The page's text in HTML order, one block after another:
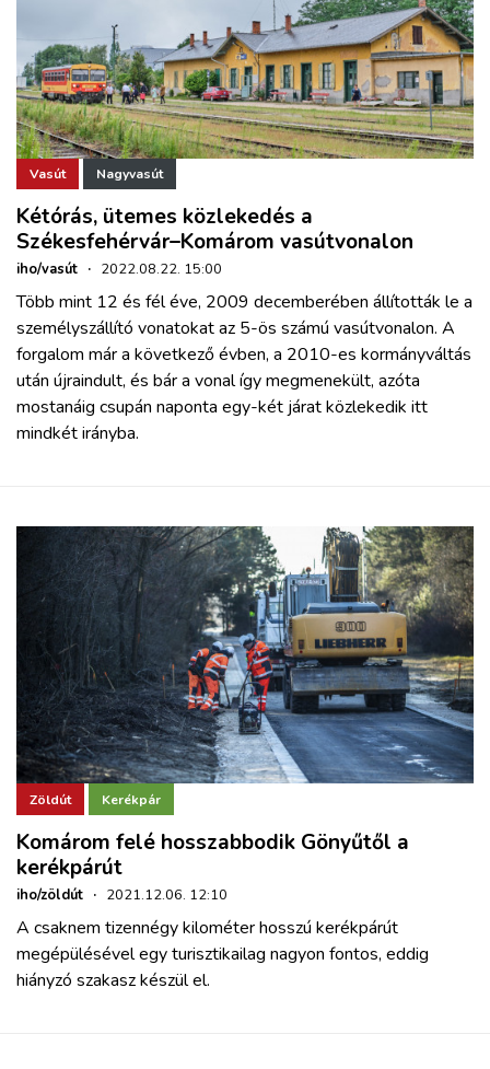
Vasút Nagyvasút
Kétórás, ütemes közlekedés a
Székesfehérvár–Komárom vasútvonalon
iho/vasút · 2022.08.22. 15:00
Több mint 12 és fél éve, 2009 decemberében állították le a
személyszállító vonatokat az 5-ös számú vasútvonalon. A
forgalom már a következő évben, a 2010-es kormányváltás
után újraindult, és bár a vonal így megmenekült, azóta
mostanáig csupán naponta egy-két járat közlekedik itt
mindkét irányba.
Zöldút Kerékpár
Komárom felé hosszabbodik Gönyűtől a
kerékpárút
iho/zöldút · 2021.12.06. 12:10
A csaknem tizennégy kilométer hosszú kerékpárút
megépülésével egy turisztikailag nagyon fontos, eddig
hiányzó szakasz készül el.